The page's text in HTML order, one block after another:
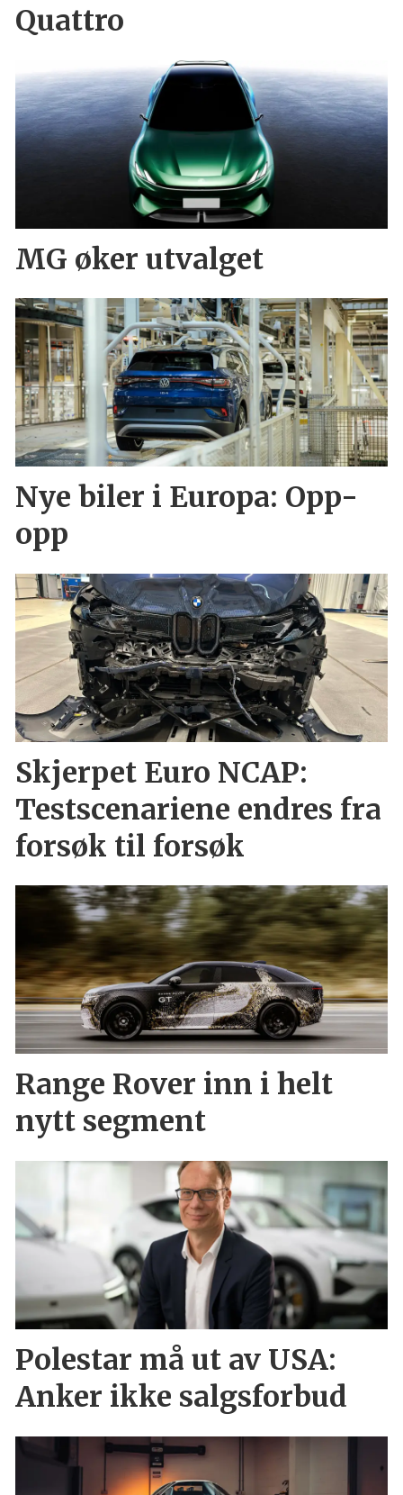
Quattro
MG øker utvalget
Nye biler i Europa: Opp-
opp
Skjerpet Euro NCAP:
Testscenariene endres fra
forsøk til forsøk
Range Rover inn i helt
nytt segment
Polestar må ut av USA:
Anker ikke salgsforbud